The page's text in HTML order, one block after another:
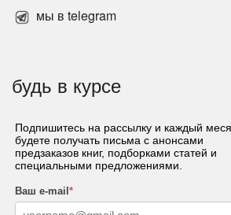
мы в telegram
будь в курсе
Подпишитесь на рассылку и каждый
будете получать письма с анонсами
предзаказов книг, подборками статей и
специальными предложениями.
Ваш e-mail *